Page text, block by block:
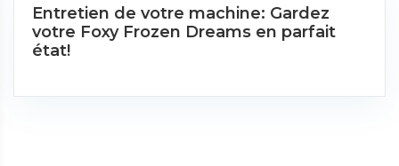
Entretien de votre machine: Gardez
votre Foxy Frozen Dreams en parfait
état!